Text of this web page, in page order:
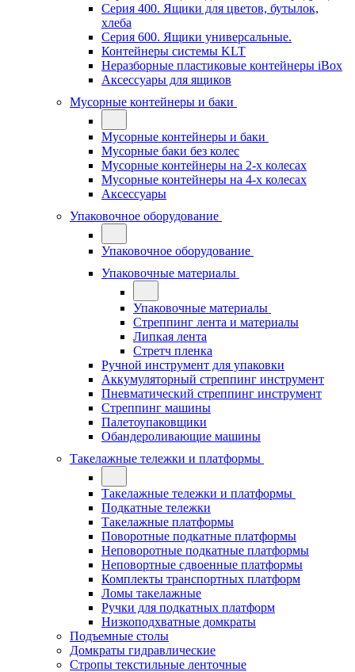
Серия 400. Ящики для цветов, бутылок,
хлеба
Серия 600. Ящики универсальные.
Контейнеры системы KLT
Неразборные пластиковые контейнеры iBox
Аксессуары для ящиков
Мусорные контейнеры и баки
Мусорные контейнеры и баки
Мусорные баки без колес
Мусорные контейнеры на 2-х колесах
Мусорные контейнеры на 4-х колесах
Аксессуары
Упаковочное оборудование
Упаковочное оборудование
Упаковочные материалы
Упаковочные материалы
Стреппинг лента и материалы
Липкая лента
Стретч пленка
Ручной инструмент для упаковки
Аккумуляторный стреппинг инструмент
Пневматический стреппинг инструмент
Стреппинг машины
Палетоупаковщики
Обандероливающие машины
Такелажные тележки и платформы
Такелажные тележки и платформы
Подкатные тележки
Такелажные платформы
Поворотные подкатные платформы
Неповоротные подкатные платформы
Неповортные сдвоенные платформы
Комплекты транспортных платформ
Ломы такелажные
Ручки для подкатных платформ
Низкоподхватные домкраты
Подъемные столы
Домкраты гидравлические
Стропы текстильные ленточные